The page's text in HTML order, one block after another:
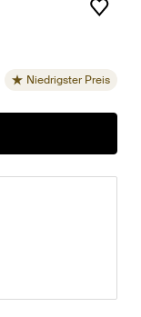
Niedrigster Preis